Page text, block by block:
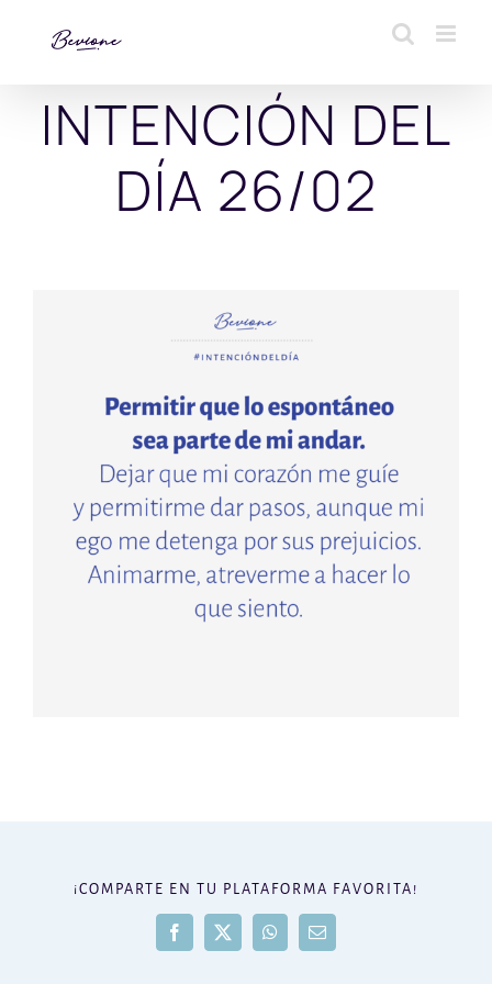
INTENCIÓN DEL
DÍA 26/02
¡COMPARTE EN TU PLATAFORMA FAVORITA!
Facebook
X WhatsAppCorreo
electrónico